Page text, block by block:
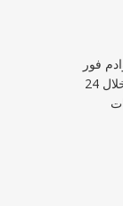
فور
التحويل. تُحذف الإخراجات تلقائياً خلال 24